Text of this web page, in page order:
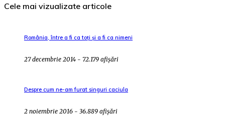
Cele mai vizualizate articole
România, între a fi ca toți și a fi ca nimeni
27 decembrie 2014 - 72.179 afișări
Despre cum ne-am furat singuri caciula
2 noiembrie 2016 - 36.889 afișări